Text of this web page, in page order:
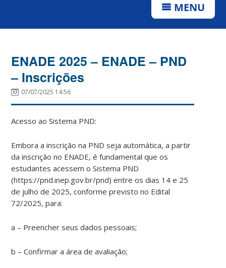
MENU
ENADE 2025 – ENADE – PND
– Inscrições
07/07/2025 14:56
Acesso ao Sistema PND:
Embora a inscrição na PND seja automática, a partir
da inscrição no ENADE, é fundamental que os
estudantes acessem o Sistema PND
(https://pnd.inep.gov.br/pnd) entre os dias 14 e 25
de julho de 2025, conforme previsto no Edital
72/2025, para:
a – Preencher seus dados pessoais;
b – Confirmar a área de avaliação;